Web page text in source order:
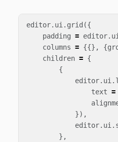
editor. ui . grid ({
padding = editor. ui
columns = {{}, {
children = {
{
editor. ui .
text =
}),
editor. ui .
},